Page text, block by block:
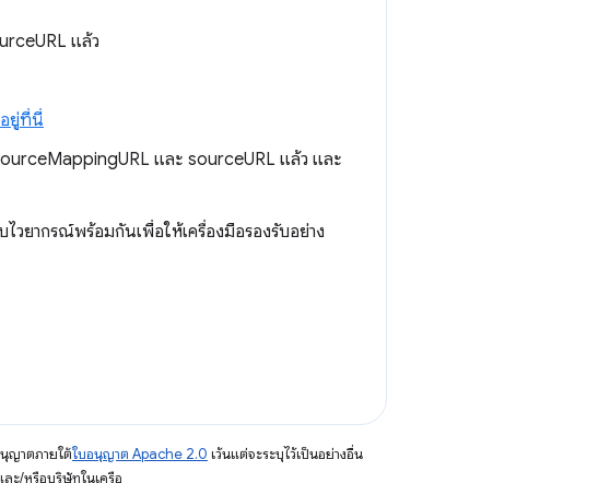
แล้ว
ยู่ที่นี่
และ sourceURL แล้ว และ
วยากรณ์พร้อมกันเพื่อให้เครื่องมือรองรับอย่าง
ญาตภายใต้ใบอนุญาต Apache 2.0 เว้นแต่จะระบุไว้เป็นอย่างอื่น
ะ/หรือบริษัทในเครือ